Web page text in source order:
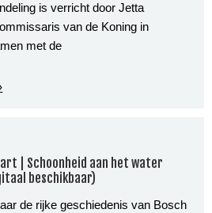
is verricht door Jetta
van de Koning in
met de
| Schoonheid aan het water
beschikbaar)
de rijke geschiedenis van Bosch